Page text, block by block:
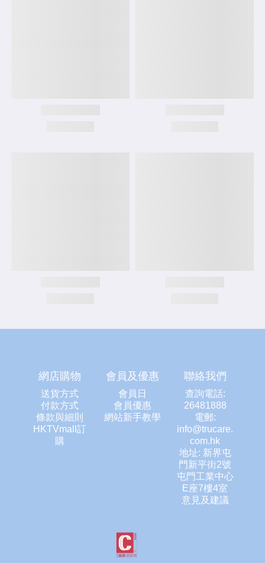
網店購物
送貨方式
付款方式
條款與細則
HKTVmall訂
購
會員及優惠
會員日
會員優惠
網站新手教學
聯絡我們
查詢電話:
26481888
電郵:
info@trucare.
com.hk
地址: 新界屯
門新平街2號
屯門工業中心
E座7樓4室
意見及建議